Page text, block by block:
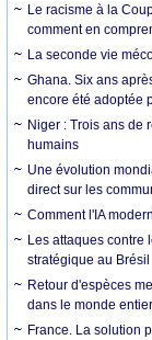
Le racisme à la
comment en
La seconde vie
Ghana. Six ans
encore été adoptée
Niger : Trois ans de
humains
Une évolution
direct sur les
Comment l'IA
Les attaques contre
stratégique au Brésil
Retour d'espèces
dans le monde entier
France. La solution